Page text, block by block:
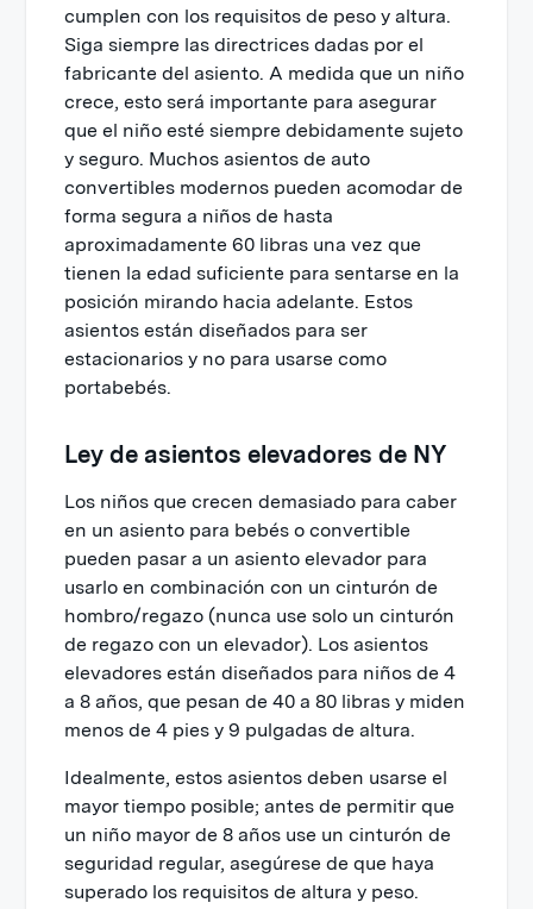
cumplen con los requisitos de peso y altura.
Siga siempre las directrices dadas por el
fabricante del asiento. A medida que un niño
crece, esto será importante para asegurar
que el niño esté siempre debidamente sujeto
y seguro. Muchos asientos de auto
convertibles modernos pueden acomodar de
forma segura a niños de hasta
aproximadamente 60 libras una vez que
tienen la edad suficiente para sentarse en la
posición mirando hacia adelante. Estos
asientos están diseñados para ser
estacionarios y no para usarse como
portabebés.
Ley de asientos elevadores de NY
Los niños que crecen demasiado para caber
en un asiento para bebés o convertible
pueden pasar a un asiento elevador para
usarlo en combinación con un cinturón de
hombro/regazo (nunca use solo un cinturón
de regazo con un elevador). Los asientos
elevadores están diseñados para niños de 4
a 8 años, que pesan de 40 a 80 libras y miden
menos de 4 pies y 9 pulgadas de altura.
Idealmente, estos asientos deben usarse el
mayor tiempo posible; antes de permitir que
un niño mayor de 8 años use un cinturón de
seguridad regular, asegúrese de que haya
superado los requisitos de altura y peso.